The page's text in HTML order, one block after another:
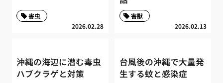
2026.02.28
害虫
2026.02.13
害獣
沖縄の海辺に潜む毒虫
ハブクラゲと対策
台風後の沖縄で大量発
生する蚊と感染症